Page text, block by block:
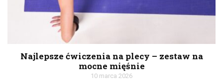
Najlepsze ćwiczenia na plecy – zestaw na
mocne mięśnie
10 marca 2026